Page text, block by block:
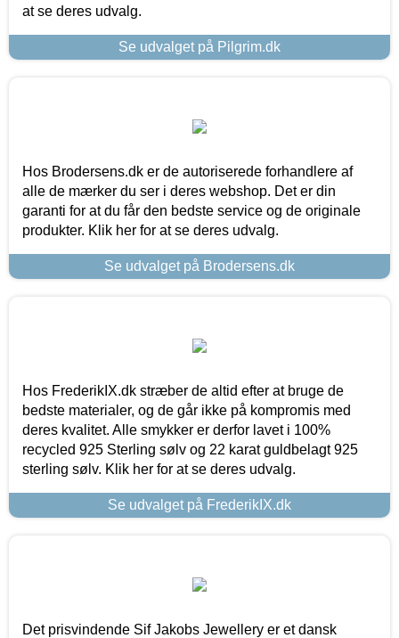
at se deres udvalg.
Se udvalget på Pilgrim.dk
Hos Brodersens.dk er de autoriserede forhandlere af
alle de mærker du ser i deres webshop. Det er din
garanti for at du får den bedste service og de originale
produkter. Klik her for at se deres udvalg.
Se udvalget på Brodersens.dk
Hos FrederikIX.dk stræber de altid efter at bruge de
bedste materialer, og de går ikke på kompromis med
deres kvalitet. Alle smykker er derfor lavet i 100%
recycled 925 Sterling sølv og 22 karat guldbelagt 925
sterling sølv. Klik her for at se deres udvalg.
Se udvalget på FrederikIX.dk
Det prisvindende Sif Jakobs Jewellery er et dansk